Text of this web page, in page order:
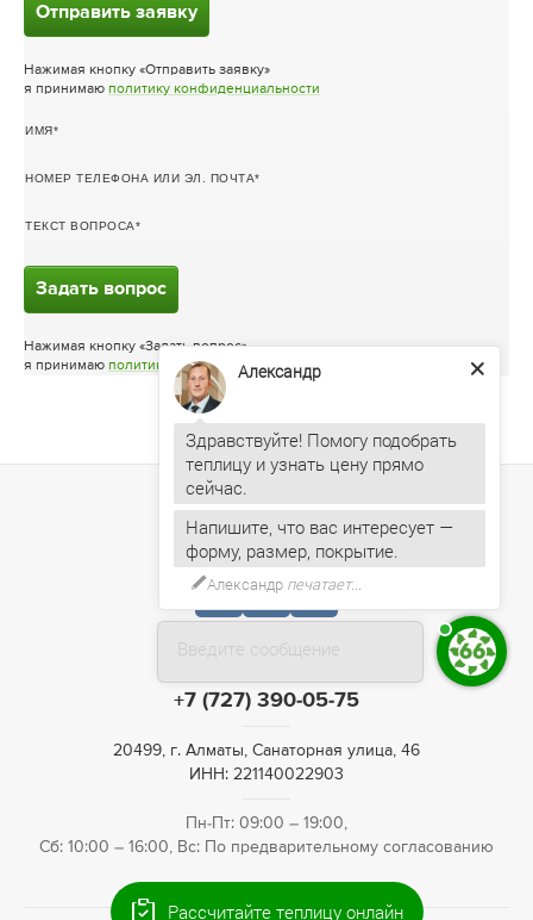
Отправить заявку
Нажимая кнопку «Отправить заявку»
я принимаю политику конфиденциальности
ИМЯ
НОМЕР ТЕЛЕФОНА ИЛИ ЭЛ. ПОЧТА
ТЕКСТ ВОПРОСА
Задать вопрос
Нажимая кнопку «Задать вопрос»
я принимаю политику конфиденциальности
+7 (727) 390-05-75
20499, г. Алматы, Санаторная улица, 46
ИНН: 221140022903
Пн-Пт: 09:00 – 19:00,
Сб: 10:00 – 16:00, Вс: По предварительному согласованию
Рассчитайте теплицу онлайн
Введите сообщение
Александр
Здравствуйте! Помогу подобрать
теплицу и узнать цену прямо
Напишите, что вас интересует —
форму, размер, покрытие.
Александрпечатает...